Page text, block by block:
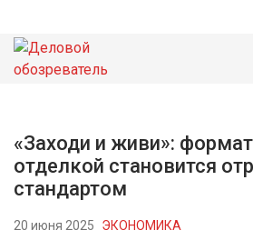
НОВОСТИ
«Заходи и живи»:
отделкой становится
стандартом
20 июня 2025 ЭКОНОМИКА